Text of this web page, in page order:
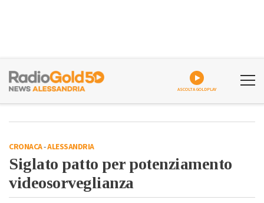
ASCOLTA GOLDPLAY
CRONACA-ALESSANDRIA
Siglato patto per potenziamento
videosorveglianza